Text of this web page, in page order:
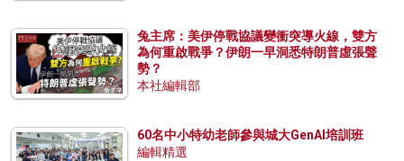
兔主席：美伊停戰協議變衝突導火線，雙方
為何重啟戰爭？伊朗一早洞悉特朗普虛張聲
勢？
本社編輯部
60名中小特幼老師參與城大GenAI培訓班
編輯精選